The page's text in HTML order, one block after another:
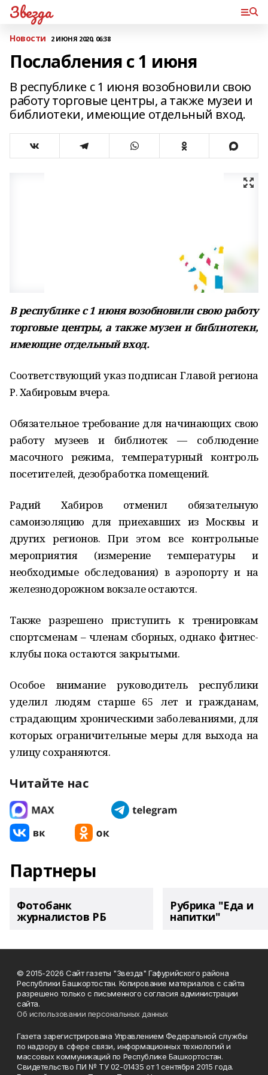
Звезда
Новости 2 ИЮНЯ 2020, 06:38
Послабления с 1 июня
В республике с 1 июня возобновили свою
работу торговые центры, а также музеи и
библиотеки, имеющие отдельный вход.
В республике с 1 июня возобновили свою работу
торговые центры, а также музеи и библиотеки,
имеющие отдельный вход.
Соответствующий указ подписан Главой региона
Р. Хабировым вчера.
Обязательное требование для начинающих свою
работу музеев и библиотек — соблюдение
масочного режима, температурный контроль
посетителей, дезобработка помещений.
Радий Хабиров отменил обязательную
самоизоляцию для приехавших из Москвы и
других регионов. При этом все контрольные
мероприятия (измерение температуры и
необходимые обследования) в аэропорту и на
железнодорожном вокзале остаются.
Также разрешено приступить к тренировкам
спортсменам – членам сборных, однако фитнес-
клубы пока остаются закрытыми.
Особое внимание руководитель республики
уделил людям старше 65 лет и гражданам,
страдающим хроническими заболеваниями, для
которых ограничительные меры для выхода на
улицу сохраняются.
Читайте нас
Партнеры
Фотобанк
журналистов РБ
Рубрика "Еда и
напитки"
© 2015-2026 Сайт газеты "Звезда" Гафурийского района
Республики Башкортостан. Копирование материалов с сайта
разрешено только с письменного согласия администрации
сайта.
Об использовании персональных данных
Газета зарегистрирована Управлением Федеральной службы
по надзору в сфере связи, информационных технологий и
массовых коммуникаций по Республике Башкортостан.
Свидетельство ПИ № ТУ 02-01435 от 1 сентября 2015 года.